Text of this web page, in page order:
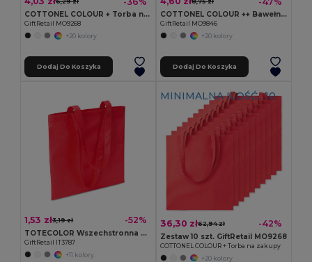
6,29 zł
COTTONEL COLOUR + Torba na zakupy
GiftRetail MO9268
+20 kolory
Dodaj Do Koszyka
8,75 zł
COTTONEL COLOUR ++ Bawełniana torba na zakupy
GiftRetail MO9846
+20 kolory
Dodaj Do Koszyka
1,53 zł3,19 zł -52%
TOTECOLOR Wszechstronna Wielokrotnego Użytku Torba na Zakupy i Plażowa
GiftRetail IT3787
+11 kolory
MINIMALNA ILOŚĆ.: 10
36,30 zł62,94 zł -42%
Zestaw 10 szt. GiftRetail MO9268
COTTONEL COLOUR + Torba na zakupy
+20 kolory